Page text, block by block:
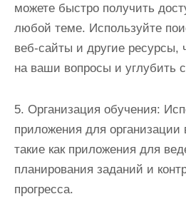
можете быстро получить
любой теме. Используйте
веб-сайты и другие ресурсы,
на ваши вопросы и углубить
5. Организация обучения:
приложения для организации
такие как приложения для
планирования заданий и
прогресса.